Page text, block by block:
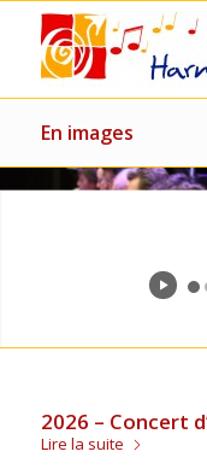
En images
2026 – Concert
Lire la suite